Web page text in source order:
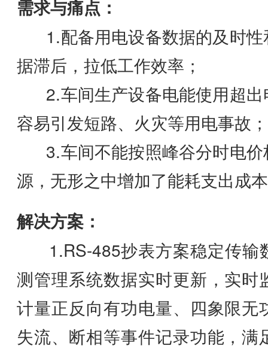
需求与痛点：
1.配备用电设备数据的及时性
据滞后，拉低工作效率；
2.车间生产设备电能使用超出
容易引发短路、火灾等用电事故；
3.车间不能按照峰谷分时电价
源，无形之中增加了能耗支出成
解决方案：
1.RS-485抄表方案稳定传输
测管理系统数据实时更新，实时
计量正反向有功电量、四象限无
失流、断相等事件记录功能，满